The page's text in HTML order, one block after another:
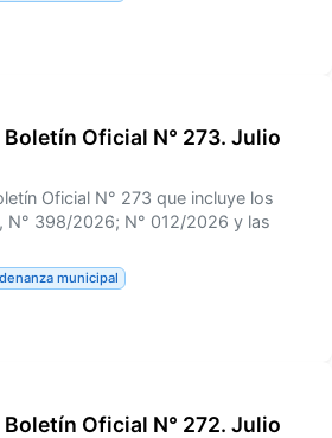
Boletín Oficial N° 273. Julio
Oficial N° 273 que incluye los
N° 398/2026; N° 012/2026 y las
municipal
Boletín Oficial N° 272. Julio